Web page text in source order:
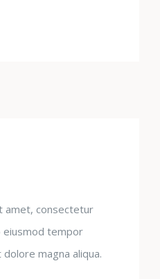
amet, consectetur
eiusmod tempor
magna aliqua.